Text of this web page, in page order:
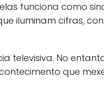
funciona como
iluminam cifras,
televisiva. No
que